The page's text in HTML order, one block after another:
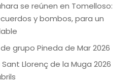
se reúnen en Tomelloso:
y bombos, para un
grupo Pineda de Mar 2026
Llorenç de la Muga 2026